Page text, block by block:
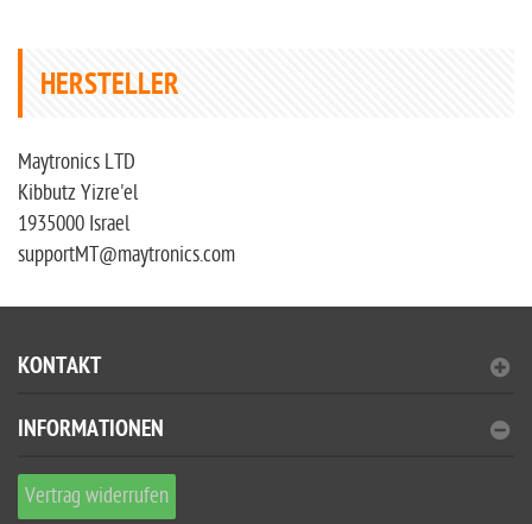
HERSTELLER
Maytronics LTD
Kibbutz Yizre'el
1935000 Israel
supportMT@maytronics.com
KONTAKT
INFORMATIONEN
Vertrag widerrufen